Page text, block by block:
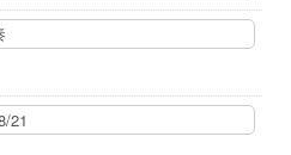
21